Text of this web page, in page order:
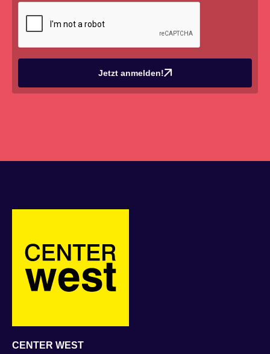
Jetzt anmelden!
CENTER WEST